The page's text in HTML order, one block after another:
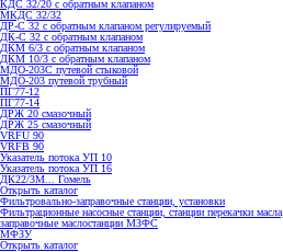
КДC 32/20 с обратным клапаном
МКДС 32/32
ДР-С 32 с обратным клапаном регулируемый
ДК-С 32 с обратным клапаном
ДКМ 6/3 с обратным клапаном
ДКМ 10/3 с обратным клапаном
МДО-203С путевой стыковой
МДО-203 путевой трубный
ПГ77-12
ПГ77-14
ДРЖ 20 смазочный
ДРЖ 25 смазочный
VRFU 90
VRFВ 90
Указатель потока УП 10
Указатель потока УП 16
ДК22/3М... Гомель
Открыть каталог
Фильтровально-заправочные станции, установки
Фильтрационные насосные станции, станции перекачки масла,
заправочные маслостанции МЗФС
МФЗУ
Открыть каталог